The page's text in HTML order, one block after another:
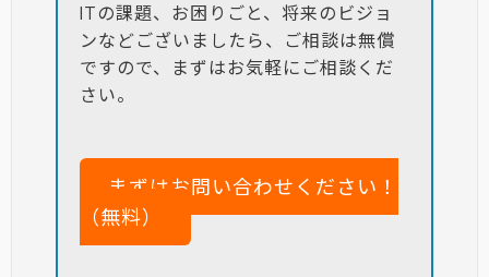
ITの課題、お困りごと、将来のビジョ
ンなどございましたら、ご相談は無償
ですので、まずはお気軽にご相談くだ
さい。
まずはお問い合わせください！
（無料）